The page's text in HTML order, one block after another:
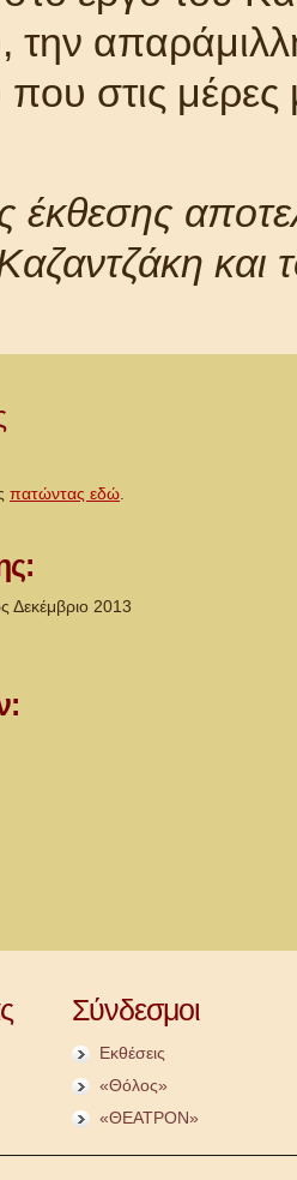
την
που στις
έκθεσης
και
πατώντας εδώ
Δεκέμβριο 2013
Σύνδεσμοι
Εκθέσεις
«Θόλος»
«ΘΕΑΤΡΟΝ»